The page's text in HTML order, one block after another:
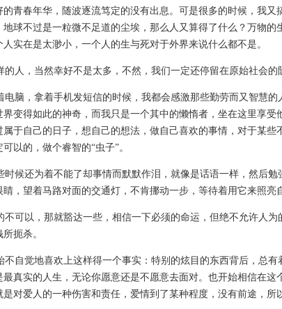
的青春年华，随波逐流笃定的没有出息。可是很多的时候，我又
地球不过是一粒微不足道的尘埃，那么人又算得了什么？万物的
人实在是太渺小，一个人的生与死对于外界来说什么都不是。
的人，当然幸好不是太多，不然，我们一定还停留在原始社会的
电脑，拿着手机发短信的时候，我都会感激那些勤劳而又智慧
界变得如此的神奇，而我只是一个其中的懒惰者，坐在这里享受
属于自己的日子，想自己的想法，做自己喜欢的事情，对于某些
以的，做个睿智的“虫子”。
时候还为着不能了却事情而默默作泪，就像是话语一样，然后勉
睛，望着马路对面的交通灯，不肯挪动一步，等待着用它来照亮
不可以，那就豁达一些，相信一下必须的命运，但绝不允许人
扼杀。
不自觉地喜欢上这样得一个事实：特别的炫目的东西背后，总
最真实的人生，无论你愿意还是不愿意去面对。也开始相信在这
是对爱人的一种伤害和责任，爱情到了某种程度，没有前途，所